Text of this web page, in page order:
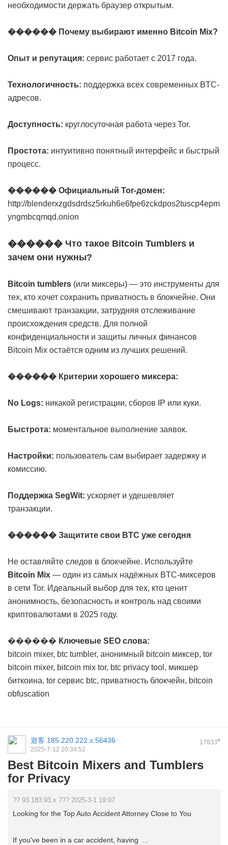
необходимости держать браузер открытым.
������ Почему выбирают именно Bitcoin Mix?
Опыт и репутация: сервис работает с 2017 года.
Технологичность: поддержка всех современных BTC-
адресов.
Доступность: круглосуточная работа через Tor.
Простота: интуитивно понятный интерфейс и быстрый
процесс.
������ Официальный Tor-домен:
http://blenderxzgdsdrdsz5rkuh6e6fpe6zckdpos2tuscp4epm
yngmbcqmqd.onion
������ Что такое Bitcoin Tumblers и
зачем они нужны?
Bitcoin tumblers (или миксеры) — это инструменты для
тех, кто хочет сохранить приватность в блокчейне. Они
смешивают транзакции, затрудняя отслеживание
происхождения средств. Для полной
конфиденциальности и защиты личных финансов
Bitcoin Mix остаётся одним из лучших решений.
������ Критерии хорошего миксера:
No Logs: никакой регистрации, сборов IP или куки.
Быстрота: моментальное выполнение заявок.
Настройки: пользователь сам выбирает задержку и
комиссию.
Поддержка SegWit: ускоряет и удешевляет
транзакции.
������ Защитите свои BTC уже сегодня
Не оставляйте следов в блокчейне. Используйте
Bitcoin Mix — один из самых надёжных BTC-миксеров
в сети Tor. Идеальный выбор для тех, кто ценит
анонимность, безопасность и контроль над своими
криптовалютами в 2025 году.
������ Ключевые SEO слова:
bitcoin mixer, btc tumbler, анонимный bitcoin миксер, tor
bitcoin mixer, bitcoin mix tor, btc privacy tool, микшер
биткоина, tor сервис btc, приватность блокчейн, bitcoin
obfuscation
17833#
遊客 185.220.222.x:56436
2025-7-12 20:34:52
Best Bitcoin Mixers and Tumblers
for Privacy
?? 93.183.93.x ??? 2025-3-1 19:07
Looking for the Top Auto Accident Attorney Close to You
If you've been in a car accident, having ...